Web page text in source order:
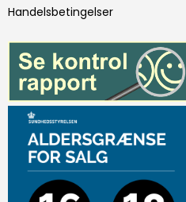
Handelsbetingelser